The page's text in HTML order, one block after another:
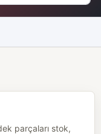
parçaları stok,